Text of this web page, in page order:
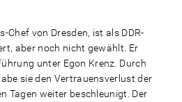
Chef von Dresden, ist als DDR-
aber noch nicht gewählt. Er
unter Egon Krenz. Durch
sie den Vertrauensverlust der
Tagen weiter beschleunigt. Der